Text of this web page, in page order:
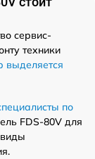
сервис-
техники
выделяется
по
FDS-80V для